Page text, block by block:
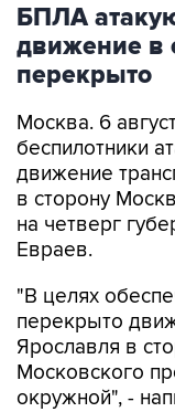
БПЛА
движение в
перекрыто
Москва. 6
беспилотники
движение
в сторону
на четверг
Евраев.
"В целях
перекрыто
Ярославля в
Московского
окружной", -